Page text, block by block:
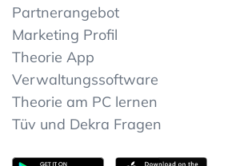
Partnerangebot
Marketing Profil
Theorie App
Verwaltungssoftware
Theorie am PC lernen
Tüv und Dekra Fragen